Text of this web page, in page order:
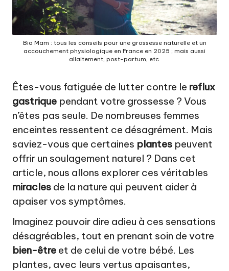
t
a
a
t
u
r
el
Bio Mam : tous les conseils pour une grossesse naturelle et un
accouchement physiologique en France en 2025 ; mais aussi
allaitement, post-partum, etc.
Êtes-vous fatiguée de lutter contre le reflux
gastrique pendant votre grossesse ? Vous
n’êtes pas seule. De nombreuses femmes
enceintes ressentent ce désagrément. Mais
saviez-vous que certaines plantes peuvent
offrir un soulagement naturel ? Dans cet
article, nous allons explorer ces véritables
miracles de la nature qui peuvent aider à
apaiser vos symptômes.
Imaginez pouvoir dire adieu à ces sensations
désagréables, tout en prenant soin de votre
bien-être et de celui de votre bébé. Les
plantes, avec leurs vertus apaisantes,